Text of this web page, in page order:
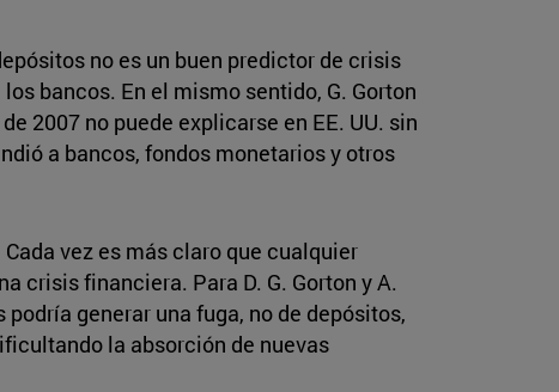
no es un buen predictor de crisis
bancos. En el mismo sentido, G. Gorton
2007 no puede explicarse en EE. UU. sin
a bancos, fondos monetarios y otros
vez es más claro que cualquier
crisis financiera. Para D. G. Gorton y A.
generar una fuga, no de depósitos,
la absorción de nuevas